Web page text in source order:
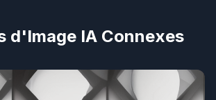
d'Image IA Connexes